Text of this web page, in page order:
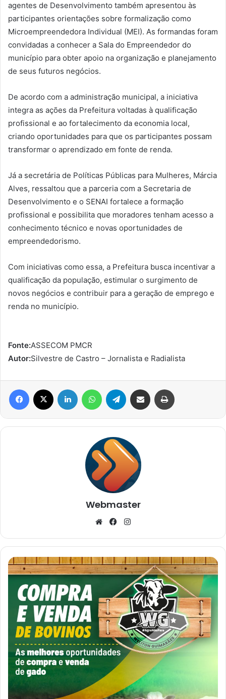
agentes de Desenvolvimento também apresentou às
participantes orientações sobre formalização como
Microempreendedora Individual (MEI). As formandas foram
convidadas a conhecer a Sala do Empreendedor do
município para obter apoio na organização e planejamento
de seus futuros negócios.
De acordo com a administração municipal, a iniciativa
integra as ações da Prefeitura voltadas à qualificação
profissional e ao fortalecimento da economia local,
criando oportunidades para que os participantes possam
transformar o aprendizado em fonte de renda.
Já a secretária de Políticas Públicas para Mulheres, Márcia
Alves, ressaltou que a parceria com a Secretaria de
Desenvolvimento e o SENAI fortalece a formação
profissional e possibilita que moradores tenham acesso a
conhecimento técnico e novas oportunidades de
empreendedorismo.
Com iniciativas como essa, a Prefeitura busca incentivar a
qualificação da população, estimular o surgimento de
novos negócios e contribuir para a geração de emprego e
renda no município.
Fonte:ASSECOM PMCR
Autor:Silvestre de Castro – Jornalista e Radialista
Facebook Linkedin WhatsAppTelegram Compartilhar via e-mail
Webmaster
WebsiteFacebook